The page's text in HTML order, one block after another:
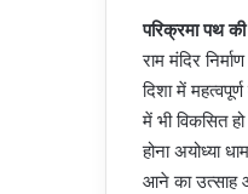
परिक्रमा पथ
राम मंदिर
दिशा में
में भी विकसित
होना अयोध्या
आने का उत्साह